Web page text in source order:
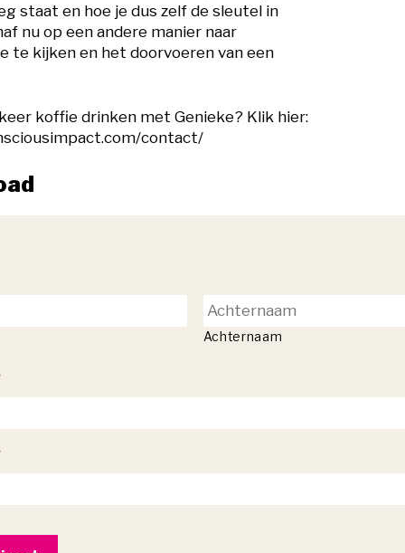
staat en hoe je dus zelf de sleutel in
nu op een andere manier naar
te kijken en het doorvoeren van een
koffie drinken met Genieke? Klik hier:
contact/
Achternaam